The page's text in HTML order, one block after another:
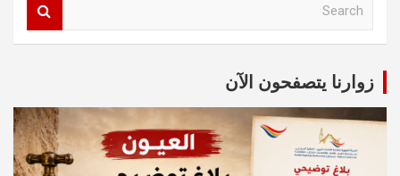
c
h
زوارنا يتصفحون الآن